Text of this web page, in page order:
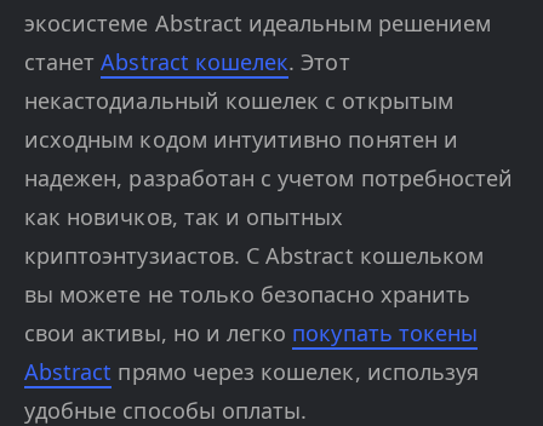
экосистеме Abstract идеальным решением
станетAbstract кошелек. Этот
некастодиальный кошелек с открытым
исходным кодом интуитивно понятен и
надежен, разработан с учетом потребностей
как новичков, так и опытных
криптоэнтузиастов. С Abstract кошельком
вы можете не только безопасно хранить
свои активы, но и легко покупать токены
Abstract прямо через кошелек, используя
удобные способы оплаты.